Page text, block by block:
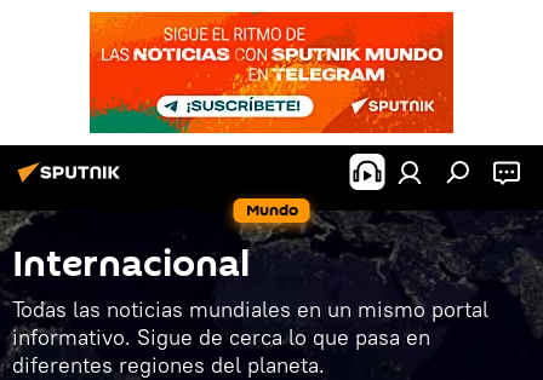
Mundo
Internacional
Todas las noticias mundiales en un mismo portal
informativo. Sigue de cerca lo que pasa en
diferentes regiones del planeta.